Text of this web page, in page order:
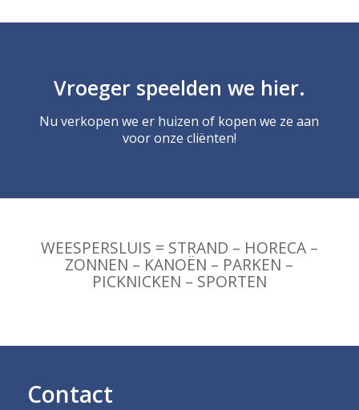
Vroeger speelden we hier.
Nu verkopen we er huizen of kopen we ze aan
voor onze cliënten!
WEESPERSLUIS = STRAND – HORECA –
ZONNEN – KANOËN – PARKEN –
PICKNICKEN – SPORTEN
Contact